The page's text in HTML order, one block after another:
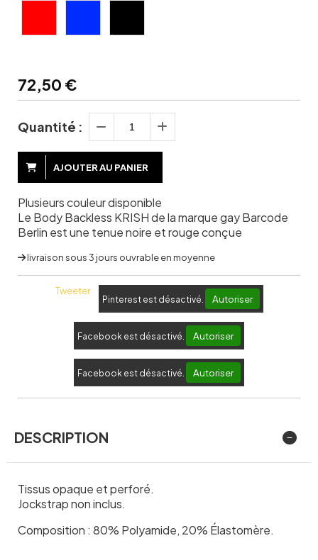
72,50 €
Quantité :
AJOUTER AU PANIER
Plusieurs couleur disponible
Le Body Backless KRISH de la marque gay Barcode
Berlin est une tenue noire et rouge conçue
livraison sous 3 jours ouvrable en moyenne
Tweeter
Pinterest est désactivé. Autoriser
Facebook est désactivé. Autoriser
Facebook est désactivé. Autoriser
DESCRIPTION
Tissus opaque et perforé.
Jockstrap non inclus.
Composition : 80% Polyamide, 20% Élastomère.